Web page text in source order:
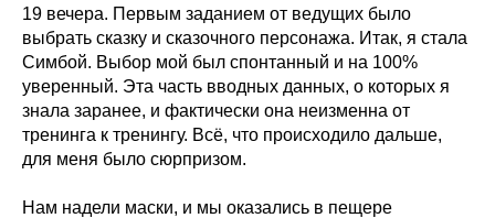
19 вечера. Первым заданием от ведущих было
выбрать сказку и сказочного персонажа. Итак, я стала
Симбой. Выбор мой был спонтанный и на 100%
уверенный. Эта часть вводных данных, о которых я
знала заранее, и фактически она неизменна от
тренинга к тренингу. Всё, что происходило дальше,
для меня было сюрпризом.
Нам надели маски, и мы оказались в пещере